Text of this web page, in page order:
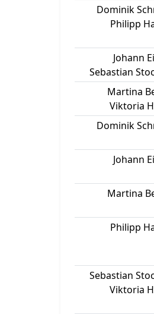
Dominik
Philipp
Johann
Sebastian
Martina
Viktoria
Dominik
Johann
Martina
Philipp
Sebastian
Viktoria